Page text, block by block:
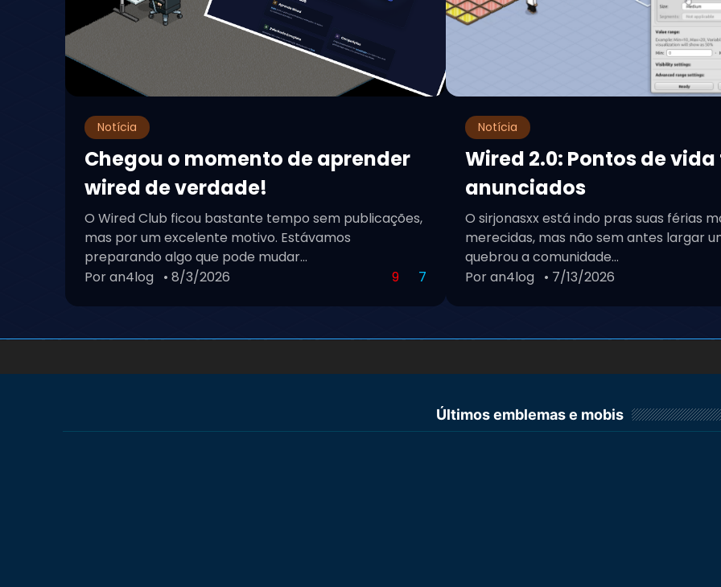
Notícia
Chegou o momento de aprender
wired de verdade!
O Wired Club ficou bastante tempo sem publicações,
mas por um excelente motivo. Estávamos
preparando algo que pode mudar...
Por an4log • 8/3/2026 9 7
Notícia
Wired 2.0: Pontos de
anunciados
O sirjonasxx está indo pras suas férias
merecidas, mas não sem antes largar
quebrou a comunidade...
Por an4log • 7/13/2026
Últimos emblemas e mobis